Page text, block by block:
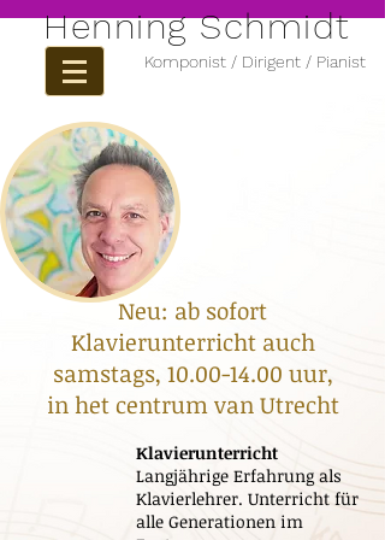
Henning Schmidt
Komponist / Dirigent / Pianist
Neu: ab sofort
Klavierunterricht auch
samstags, 10.00-14.00 uur,
in het centrum van Utrecht
Klavierunterricht
Langjährige Erfahrung als
Klavierlehrer. Unterricht für
alle Generationen im